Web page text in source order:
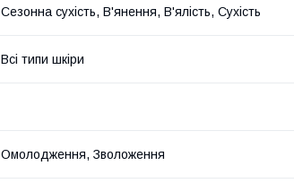
Сезонна сухість, В'янення, В'ялість, Сухість
Всі типи шкіри
Омолодження, Зволоження